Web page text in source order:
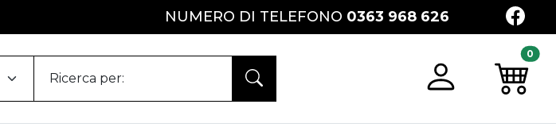
NUMERO DI TELEFONO 0363 968 626
Ricerca per:
Registrati
0